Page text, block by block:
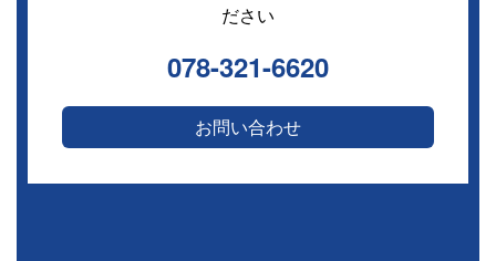
ださい
078-321-6620
お問い合わせ